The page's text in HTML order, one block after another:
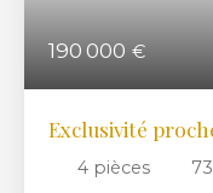
190 000 €
Exclusivité
4 pièces